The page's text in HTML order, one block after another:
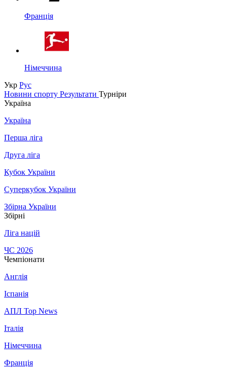
Франція
Німеччина
Укр Рус
Новини спорту Результати Турніри
Україна
Україна
Перша ліга
Друга ліга
Кубок України
Суперкубок України
Збірна України
Збірні
Ліга націй
ЧС 2026
Чемпіонати
Англія
Іспанія
АПЛ Top News
Італія
Німеччина
Франція